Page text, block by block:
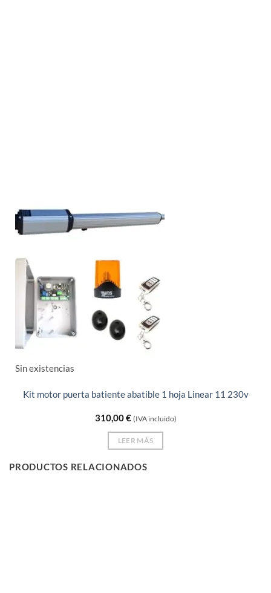
Sin existencias
Kit motor puerta batiente abatible 1 hoja Linear 11 230v
310,00€ (IVA incluido)
LEER MÁS
PRODUCTOS RELACIONADOS